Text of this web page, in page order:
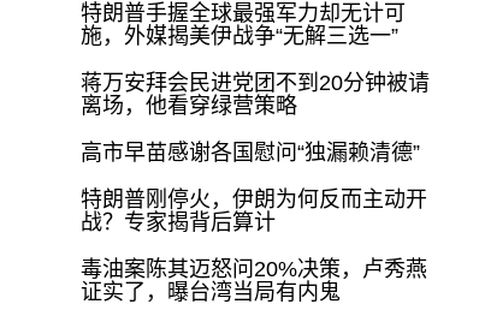
特朗普手握全球最强军力却无计可
施，外媒揭美伊战争“无解三选一”
蒋万安拜会民进党团不到20分钟被请
离场，他看穿绿营策略
高市早苗感谢各国慰问“独漏赖清德”
特朗普刚停火，伊朗为何反而主动开
战？专家揭背后算计
毒油案陈其迈怒问20%决策，卢秀燕
证实了，曝台湾当局有内鬼